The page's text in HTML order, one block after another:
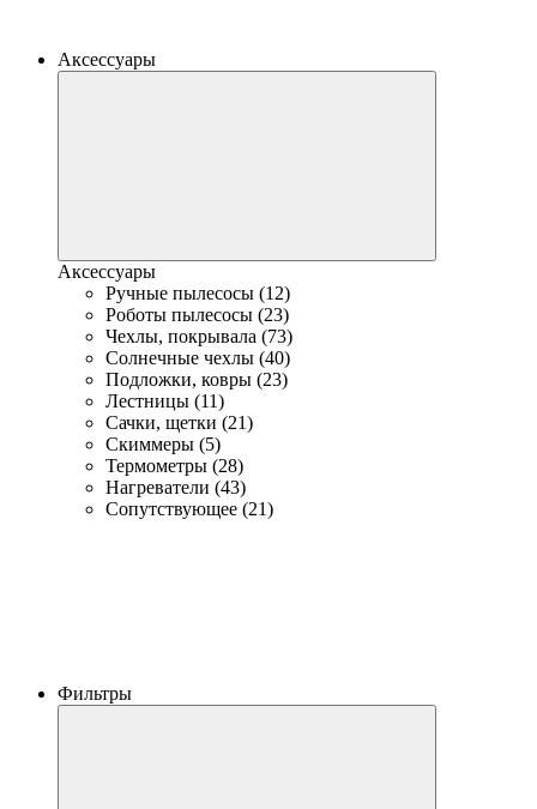
Аксессуары
Аксессуары
Ручные пылесосы (12)
Роботы пылесосы (23)
Чехлы, покрывала (73)
Солнечные чехлы (40)
Подложки, ковры (23)
Лестницы (11)
Сачки, щетки (21)
Скиммеры (5)
Термометры (28)
Нагреватели (43)
Сопутствующее (21)
Фильтры